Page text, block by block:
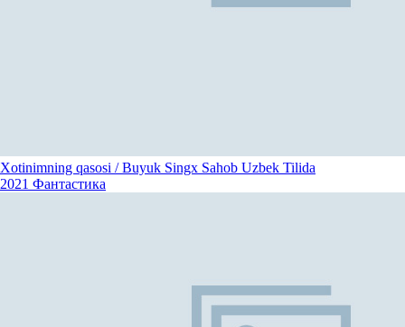
Xotinimning qasosi / Buyuk Singx Sahob Uzbek Tilida
2021 Фантастика